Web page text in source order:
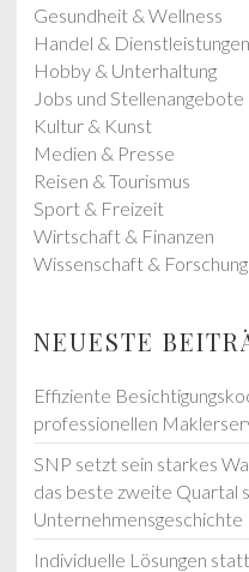
Gesundheit & Wellness
Handel & Dienstleistungen
Hobby & Unterhaltung
Jobs und Stellenangebote
Kultur & Kunst
Medien & Presse
Reisen & Tourismus
Sport & Freizeit
Wirtschaft & Finanzen
Wissenschaft & Forschung
NEUESTE
Effiziente
professionellen
SNP setzt sein starkes
das beste zweite Quartal
Unternehmensgeschichte
Individuelle Lösungen